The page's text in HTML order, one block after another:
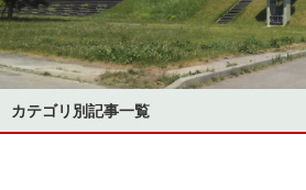
カテゴリ別記事一覧